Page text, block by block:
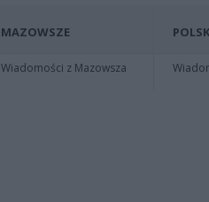
MAZOWSZE
Wiadomości z Mazowsza